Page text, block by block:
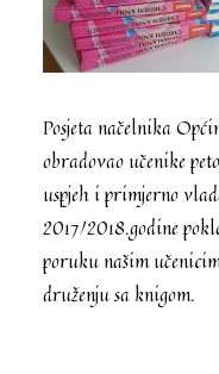
Posjeta načelnika
obradovao učenike
uspjeh i primjerno
2017/2018.godine
poruku našim
druženju sa knigom.